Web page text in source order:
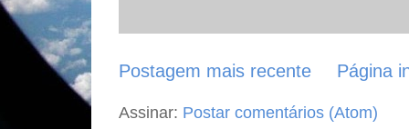
Postagem mais recente Página
Assinar: Postar comentários (Atom)